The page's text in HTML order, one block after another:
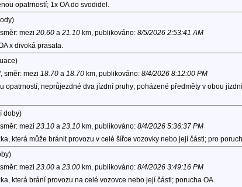
opatrností; 1x OA do svodidel.
mezi 20.60a 21.10km, publikováno: 8/5/2026 2:53:41 AM
x divoká prasata.
, směr: mezi 18.70a 18.70km, publikováno: 8/4/2026 8:12:00 PM
opatrností; neprůjezdné dva jízdní pruhy; poházené předměty v obou
doby)
mezi 23.10a 23.10km, publikováno: 8/4/2026 5:36:37 PM
která může bránit provozu v celé šířce vozovky nebo její části; pro
mezi 23.00a 23.00km, publikováno: 8/4/2026 3:49:16 PM
která brání provozu na celé vozovce nebo její části; porucha OA.